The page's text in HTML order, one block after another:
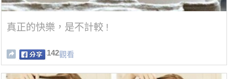
真正的快樂，是不計較 !
142觀看